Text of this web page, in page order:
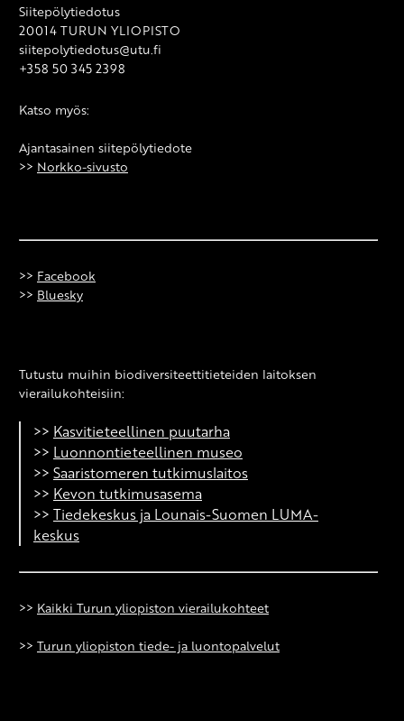
Siitepölytiedotus
20014 TURUN YLIOPISTO
siitepolytiedotus@utu.fi
+358 50 345 2398
Katso myös:
Ajantasainen siitepölytiedote
>> Norkko-sivusto
>> Facebook
>> Bluesky
Tutustu muihin biodiversiteettitieteiden laitoksen
vierailukohteisiin:
>> Kasvitieteellinen puutarha
>> Luonnontieteellinen museo
>> Saaristomeren tutkimuslaitos
>> Kevon tutkimusasema
>> Tiedekeskus ja Lounais-Suomen LUMA-
keskus
>> Kaikki Turun yliopiston vierailukohteet
>> Turun yliopiston tiede- ja luontopalvelut